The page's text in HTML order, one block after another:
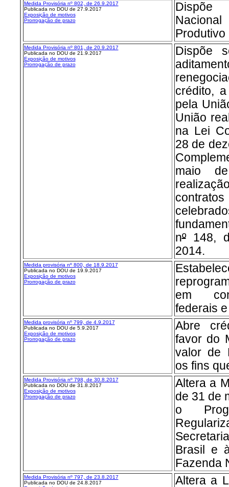
Medida Provisória nº 802, de 26.9.2017
Publicada no DOU de 27.9.2017
Exposição de motivos
Prorrogação de prazo
Dispõe
Produtivo
Medida Provisória nº 801, de 20.9.2017
Publicada no DOU de 21.9.2017
Exposição de motivos
Prorrogação de prazo
Dispõe
crédito,
pela
União
na Lei
28 de
maio
nº148,
2014.
Medida provisória nº 800, de 18.9.2017
Publicada no DOU de 19.9.2017
Exposição de motivos
Prorrogação de prazo
em
federais
Medida provisória nº 799, de 4.9.2017
Publicada no DOU de 5.9.2017
Exposição de motivos
Prorrogação de prazo
Abre
favor do
valor de
os fins
Medida Provisória nº 798, de 30.8.2017
Publicada no DOU de 31.8.2017
Exposição de motivos
Prorrogação de prazo
Altera a
de 31 de
o
Brasil e
Fazenda
Medida Provisória nº 797, de 23.8.2017
Publicada no DOU de 24.8.2017
Altera a